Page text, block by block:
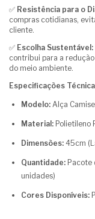
✅ Resistência para o
compras cotidianas,
cliente.
✅ Escolha Sustentável:
contribui para a
do meio ambiente.
Especificações
Modelo: Alça
Material: Polietileno
Dimensões: 45cm
Quantidade: Pacote
unidades)
Cores Disponíveis: